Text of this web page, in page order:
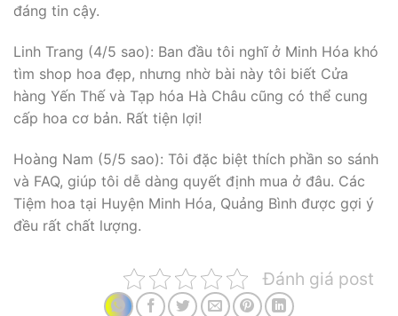
đáng tin cậy.
Linh Trang (4/5 sao): Ban đầu tôi nghĩ ở Minh Hóa khó
tìm shop hoa đẹp, nhưng nhờ bài này tôi biết Cửa
hàng Yến Thế và Tạp hóa Hà Châu cũng có thể cung
cấp hoa cơ bản. Rất tiện lợi!
Hoàng Nam (5/5 sao): Tôi đặc biệt thích phần so sánh
và FAQ, giúp tôi dễ dàng quyết định mua ở đâu. Các
Tiệm hoa tại Huyện Minh Hóa, Quảng Bình được gợi ý
đều rất chất lượng.
Đánh giá post